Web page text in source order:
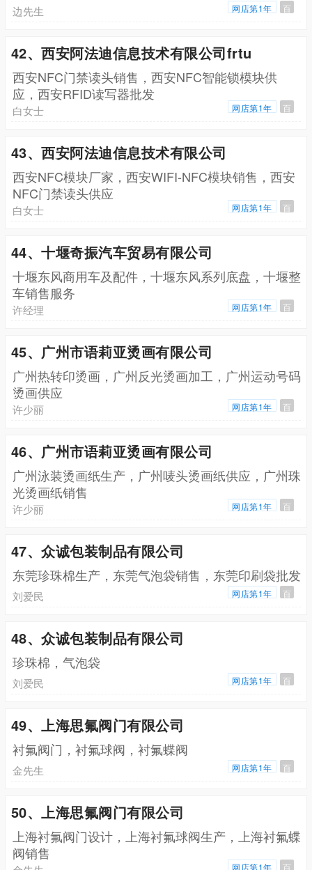
边先生 网店第1年 百
42、西安阿法迪信息技术有限公司frtu
西安NFC门禁读头销售，西安NFC智能锁模块供
应，西安RFID读写器批发
白女士 网店第1年 百
43、西安阿法迪信息技术有限公司
西安NFC模块厂家，西安WIFI-NFC模块销售，西安
NFC门禁读头供应
白女士 网店第1年 百
44、十堰奇振汽车贸易有限公司
十堰东风商用车及配件，十堰东风系列底盘，十堰整
车销售服务
许经理 网店第1年 百
45、广州市语莉亚烫画有限公司
广州热转印烫画，广州反光烫画加工，广州运动号码
烫画供应
许少丽 网店第1年 百
46、广州市语莉亚烫画有限公司
广州泳装烫画纸生产，广州唛头烫画纸供应，广州珠
光烫画纸销售
许少丽 网店第1年 百
47、众诚包装制品有限公司
东莞珍珠棉生产，东莞气泡袋销售，东莞印刷袋批发
刘爱民 网店第1年 百
48、众诚包装制品有限公司
珍珠棉，气泡袋
刘爱民 网店第1年 百
49、上海思氟阀门有限公司
衬氟阀门，衬氟球阀，衬氟蝶阀
金先生 网店第1年 百
50、上海思氟阀门有限公司
上海衬氟阀门设计，上海衬氟球阀生产，上海衬氟蝶
阀销售
网店第1年 百